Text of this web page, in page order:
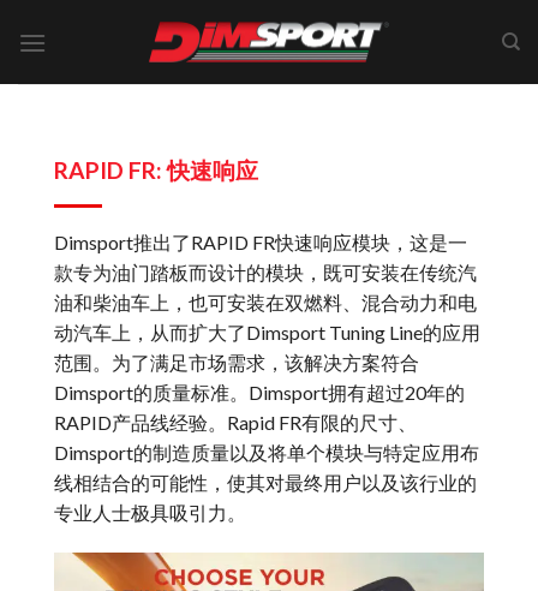
RAPID FR: 快速响应
Dimsport推出了RAPID FR快速响应模块，这是一
款专为油门踏板而设计的模块，既可安装在传统汽
油和柴油车上，也可安装在双燃料、混合动力和电
动汽车上，从而扩大了Dimsport Tuning Line的应用
范围。为了满足市场需求，该解决方案符合
Dimsport的质量标准。Dimsport拥有超过20年的
RAPID产品线经验。Rapid FR有限的尺寸、
Dimsport的制造质量以及将单个模块与特定应用布
线相结合的可能性，使其对最终用户以及该行业的
专业人士极具吸引力。